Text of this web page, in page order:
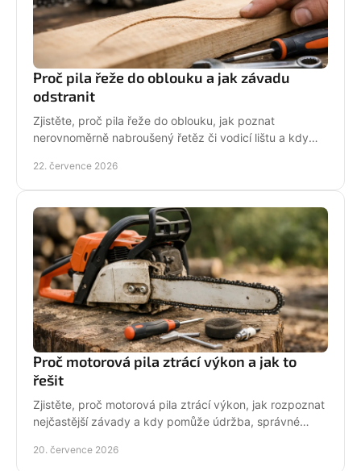
Proč pila řeže do oblouku a jak závadu
odstranit
Zjistěte, proč pila řeže do oblouku, jak poznat
nerovnoměrně nabroušený řetěz či vodicí lištu a kdy
22. července 2026
Proč motorová pila ztrácí výkon a jak to
řešit
Zjistěte, proč motorová pila ztrácí výkon, jak rozpoznat
nejčastější závady a kdy pomůže údržba, správné
20. července 2026